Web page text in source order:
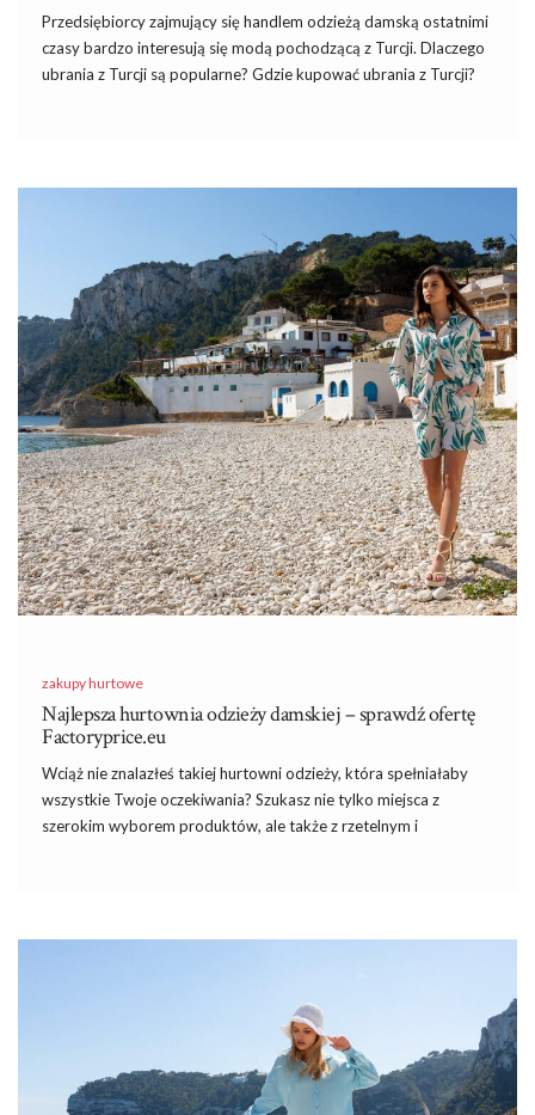
Przedsiębiorcy zajmujący się handlem odzieżą damską ostatnimi
czasy bardzo interesują się modą pochodzącą z Turcji. Dlaczego
ubrania z Turcji są popularne? Gdzie kupować ubrania z Turcji?
Gdzie kupić dobrej jakości turecką
odzież? Sprawdź hurtownię
Factoryprice.eu!
W branży odzieżowej dynamicznie rośni popyt na turecką odzież
damską, którą w swoich butkach chce mieć wielu
przedsiębiorców. I nic dziwnego, ponieważ tureckie ubrania
bardzo często nawet przewyższają jakością ciuchy sprzedawane
w …
zakupy hurtowe
Najlepsza hurtownia odzieży damskiej – sprawdź ofertę
Factoryprice.eu
Wciąż nie znalazłeś takiej hurtowni odzieży, która spełniałaby
wszystkie Twoje oczekiwania? Szukasz nie tylko miejsca z
szerokim wyborem produktów, ale także z rzetelnym i
Wiemy, dlaczego Factoryprice.eu to
najlepsza hurtownia odzieży damskiej!
Co masz na myśli mówiąc o najlepszej hurtowni odzieży